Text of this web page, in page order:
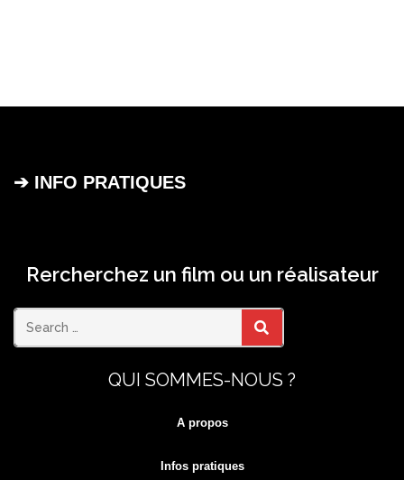
➔ INFO PRATIQUES
Rercherchez un film ou un réalisateur
Search SEARCH
QUI SOMMES-NOUS ?
A propos
Infos pratiques